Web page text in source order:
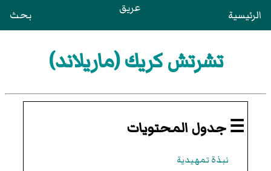
الرئيسية عريق بحث
تشرتش كريك (ماريلاند)
☰ جدول المحتويات
نبذة تمهيدية